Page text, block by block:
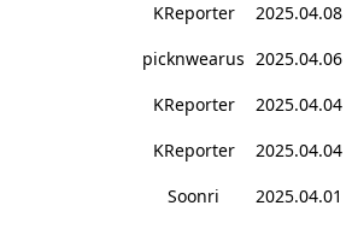
KReporter 2025.04.08
picknwearus 2025.04.06
KReporter 2025.04.04
KReporter 2025.04.04
Soonri 2025.04.01